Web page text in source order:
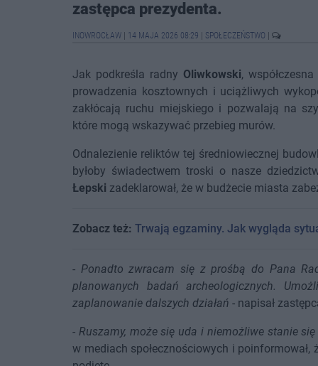
zastępca prezydenta.
INOWROCŁAW 14 MAJA 2026 08:29 SPOŁECZEŃSTWO
Jak podkreśla radny Oliwkowski,
prowadzenia kosztownych i uciążliwych
zakłócają ruchu miejskiego i pozwalają na
które mogą wskazywać przebieg murów.
Odnalezienie reliktów tej średniowiecznej
byłoby świadectwem troski o nasze
Łepski zadeklarował, że w budżecie miasta
Zobacz też: Trwają egzaminy. Jak wygląda
- Ponadto zwracam się z prośbą do Pana
planowanych badań archeologicznych.
zaplanowanie dalszych działań - napisał
- Ruszamy, może się uda i niemożliwe stanie
w mediach społecznościowych i poinformował,